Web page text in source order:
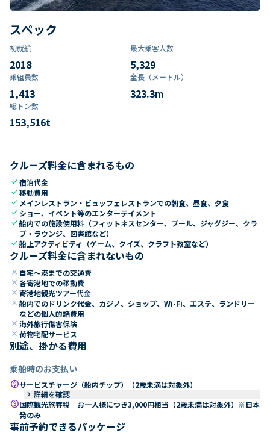
スペック
初就航
2018
最大乗客人数
5,329
乗組員数​
1,413
全長（メートル）
323.3m
総トン数​
153,516t
クルーズ料金に含まれるもの
check宿泊代金
check移動費用
check メインレストラン・ビュッフェレストランでの朝食、昼食、夕食
check ショー、イベント等のエンターテイメント
check船内での施設使用料（フィットネスセンター、プール、ジャグジー、クラ
ブ・ラウンジ、図書館など）
check船上アクティビティ（ゲーム、クイズ、クラフト教室など）
クルーズ料金に含まれないもの
close 自宅～港までの交通費
close 各寄港地での移動費
close 寄港地観光ツアー代金
close 船内でのドリンク代金、カジノ、ショップ、Wi-Fi、エステ、ランドリー
などの個人的諸費用
close 海外旅行傷害保険
close 荷物宅配サービス
別途、掛かる費用
乗船時のお支払い
paidサービスチャージ（船内チップ）（2歳未満は対象外）
keyboard_arrow_right 詳細を確認
paid国際観光旅客税 お一人様につき3,000円相当（2歳未満は対象外）※日本
発のみ
事前予約できるパッケージ